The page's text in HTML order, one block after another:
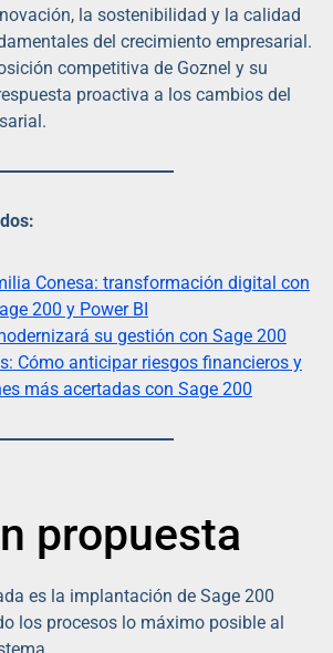
la sostenibilidad y la calidad
del crecimiento empresarial.
competitiva de Goznel y su
proactiva a los cambios del
Conesa: transformación digital con
200 y Power BI
su gestión con Sage 200
Cómo anticipar riesgos financieros y
más acertadas con Sage 200
propuesta
es la implantación de Sage 200
los procesos lo máximo posible al